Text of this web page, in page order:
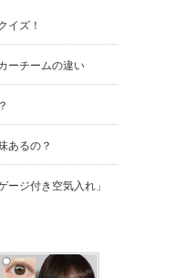
イズ！
ーチームの違い
あるの？
ージ付き空気入れ」